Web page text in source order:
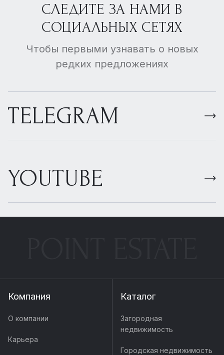
СЛЕДИТЕ ЗА НАМИ В
СОЦИАЛЬНЫХ СЕТЯХ
Чтобы первыми узнавать о новых
редких предложениях
TELEGRAM
YOUTUBE
Компания
О компании
Карьера
Каталог
Загородная
недвижимость
Городская недвижимость